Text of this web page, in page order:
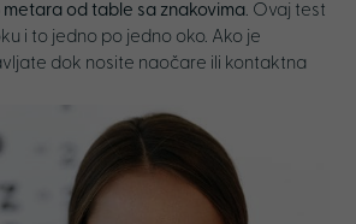
metara od table sa znakovima. Ovaj test
i to jedno po jedno oko. Ako je
dok nosite naočare ili kontaktna